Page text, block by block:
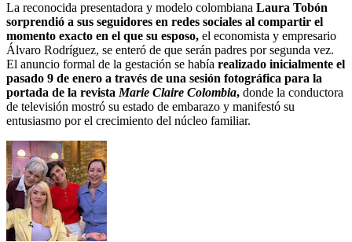
La reconocida presentadora y modelo colombiana Laura Tobón
sorprendió a sus seguidores en redes sociales al compartir el
momento exacto en el que su esposo, el economista y empresario
Álvaro Rodríguez, se enteró de que serán padres por segunda vez.
El anuncio formal de la gestación se había realizado inicialmente el
pasado 9 de enero a través de una sesión fotográfica para la
portada de la revistaMarie Claire Colombia, donde la conductora
de televisión mostró su estado de embarazo y manifestó su
entusiasmo por el crecimiento del núcleo familiar.